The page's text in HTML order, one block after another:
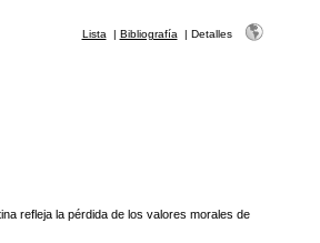
Lista | Bibliografía | Detalles
refleja la pérdida de los valores morales de